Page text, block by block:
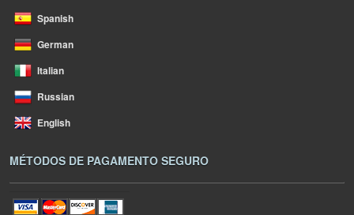
Spanish
German
Italian
Russian
English
MÉTODOS DE PAGAMENTO SEGURO